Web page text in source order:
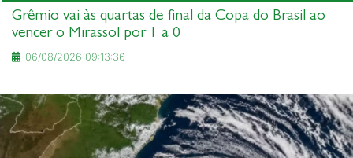
Grêmio vai às quartas de final da Copa do Brasil ao
vencer o Mirassol por 1 a 0
06/08/2026 09:13:36